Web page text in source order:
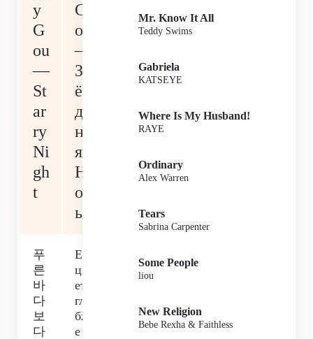
y
G
ou
—
St
ar
ry
Ni
gh
t
G
ou
—
Зв
ёз
д
на
я
Н
оч
ь
푸
른
바
다
보
다
Её
цв
ет
глу
бж
е
Mr. Know It All
Teddy Swims
Gabriela
KATSEYE
Where Is My Husband!
RAYE
Ordinary
Alex Warren
Tears
Sabrina Carpenter
Some People
liou
New Religion
Bebe Rexha & Faithless